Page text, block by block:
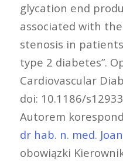
glycation end
associated with
stenosis in
type 2 diabetes”.
Cardiovascular
doi: 10.1186/
Autorem
dr hab. n. med.
obowiązki